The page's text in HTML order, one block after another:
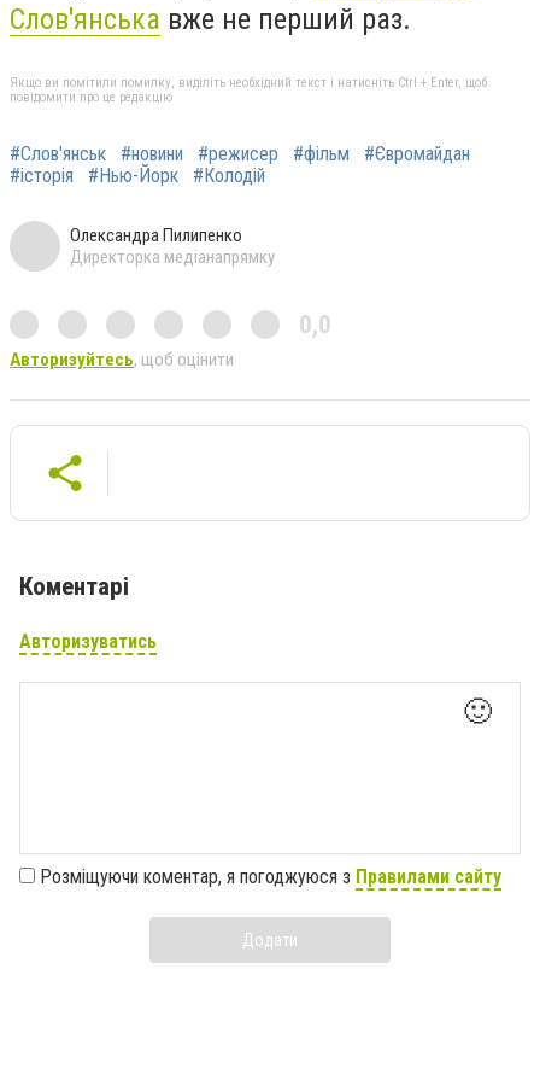
Слов'янська вже не перший раз.
Якщо ви помітили помилку, виділіть необхідний текст і натисніть Ctrl + Enter, щоб
повідомити про це редакцію
#Слов'янськ #новини #режисер #фільм
#Євромайдан
#історія
#Нью-Йорк #Колодій
Олександра Пилипенко
Директорка медіанапрямку
0,0
Авторизуйтесь, щоб оцінити
Коментарі
Авторизуватись
🙂
Розміщуючи коментар, я погоджуюся з Правилами сайту
Додати